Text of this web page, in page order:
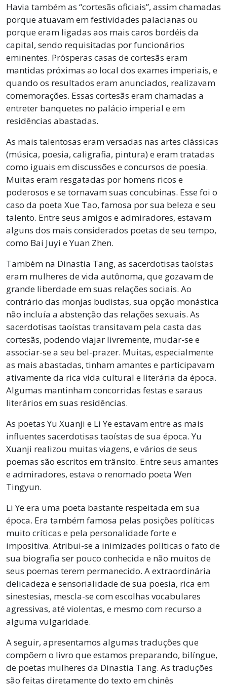
Havia também as “cortesãs oficiais”, assim chamadas
porque atuavam em festividades palacianas ou
porque eram ligadas aos mais caros bordéis da
capital, sendo requisitadas por funcionários
eminentes. Prósperas casas de cortesãs eram
mantidas próximas ao local dos exames imperiais, e
quando os resultados eram anunciados, realizavam
comemorações. Essas cortesãs eram chamadas a
entreter banquetes no palácio imperial e em
residências abastadas.
As mais talentosas eram versadas nas artes clássicas
(música, poesia, caligrafia, pintura) e eram tratadas
como iguais em discussões e concursos de poesia.
Muitas eram resgatadas por homens ricos e
poderosos e se tornavam suas concubinas. Esse foi o
caso da poeta Xue Tao, famosa por sua beleza e seu
talento. Entre seus amigos e admiradores, estavam
alguns dos mais considerados poetas de seu tempo,
como Bai Juyi e Yuan Zhen.
Também na Dinastia Tang, as sacerdotisas taoístas
eram mulheres de vida autônoma, que gozavam de
grande liberdade em suas relações sociais. Ao
contrário das monjas budistas, sua opção monástica
não incluía a abstenção das relações sexuais. As
sacerdotisas taoístas transitavam pela casta das
cortesãs, podendo viajar livremente, mudar-se e
associar-se a seu bel-prazer. Muitas, especialmente
as mais abastadas, tinham amantes e participavam
ativamente da rica vida cultural e literária da época.
Algumas mantinham concorridas festas e saraus
literários em suas residências.
As poetas Yu Xuanji e Li Ye estavam entre as mais
influentes sacerdotisas taoístas de sua época. Yu
Xuanji realizou muitas viagens, e vários de seus
poemas são escritos em trânsito. Entre seus amantes
e admiradores, estava o renomado poeta Wen
Tingyun.
Li Ye era uma poeta bastante respeitada em sua
época. Era também famosa pelas posições políticas
muito críticas e pela personalidade forte e
impositiva. Atribui-se a inimizades políticas o fato de
sua biografia ser pouco conhecida e não muitos de
seus poemas terem permanecido. A extraordinária
delicadeza e sensorialidade de sua poesia, rica em
sinestesias, mescla-se com escolhas vocabulares
agressivas, até violentas, e mesmo com recurso a
alguma vulgaridade.
A seguir, apresentamos algumas traduções que
compõem o livro que estamos preparando, bilíngue,
de poetas mulheres da Dinastia Tang. As traduções
são feitas diretamente do texto em chinês